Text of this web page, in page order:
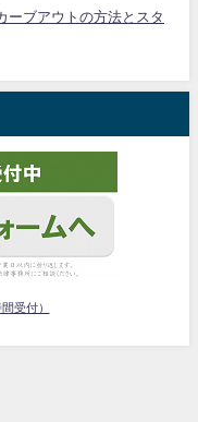
ーブアウトの方法とスタ
受付）